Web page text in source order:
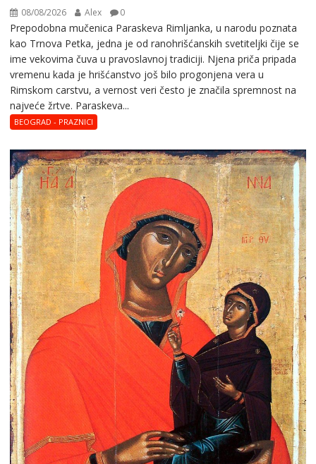
08/08/2026 Alex 0
Prepodobna mučenica Paraskeva Rimljanka, u narodu poznata
kao Trnova Petka, jedna je od ranohrišćanskih svetiteljki čije se
ime vekovima čuva u pravoslavnoj tradiciji. Njena priča pripada
vremenu kada je hrišćanstvo još bilo progonjena vera u
Rimskom carstvu, a vernost veri često je značila spremnost na
najveće žrtve. Paraskeva...
BEOGRAD - PRAZNICI